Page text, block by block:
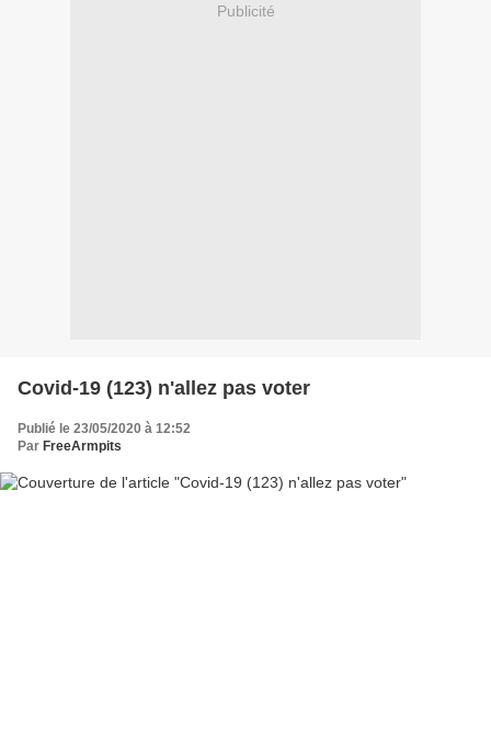
Publicité
Covid-19 (123) n'allez pas voter
Publié le 23/05/2020 à 12:52
Par FreeArmpits